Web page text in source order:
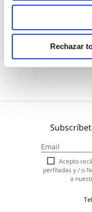
Rechazar
a
nuestro
boletín
de
Acepto
perfiladas y / o
a